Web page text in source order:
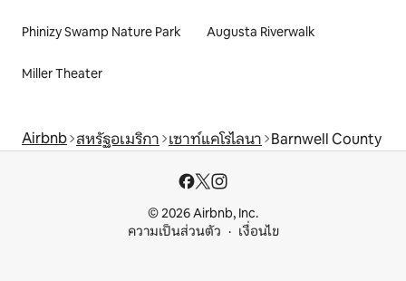
Phinizy Swamp Nature Park Augusta Riverwalk
Miller Theater
Airbnb สหรัฐอเมริกา เซาท์แคโรไลนา Barnwell County
© 2026 Airbnb, Inc.
ความเป็นส่วนตัว
เงื่อนไข